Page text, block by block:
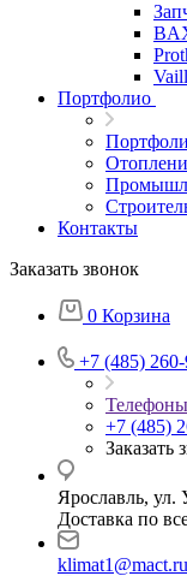
Портфолио
Контакты
Заказать звонок
0 Корзина
+7 (485)
Телефоны
+7 (485)
Заказать
Ярославль, ул.
Доставка по
klimat1@mact.ru